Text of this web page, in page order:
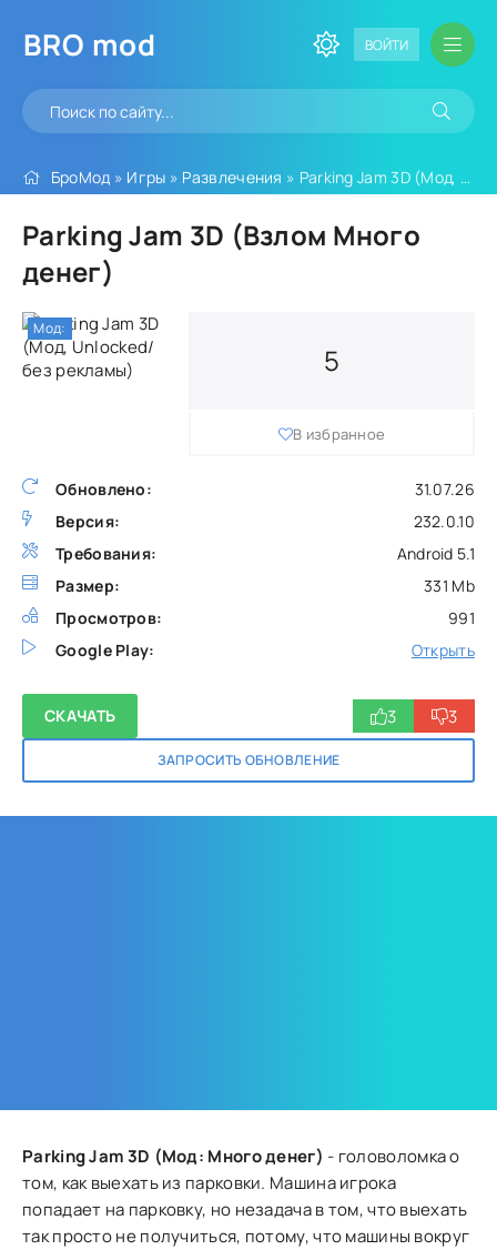
BRO mod ВОЙТИ
БроМод » Игры » Развлечения » Parking Jam 3D (Мод, Unlocked/без рекламы)
Parking Jam 3D (Взлом Много
денег)
Обновлено:
31.07.26
Версия:
232.0.10
Требования:
Android 5.1
Размер:
331 Mb
Просмотров:
991
Google Play:
Открыть
5
В избранное
СКАЧАТЬ
ЗАПРОСИТЬ ОБНОВЛЕНИЕ
3 3
Мод:
Parking Jam 3D (Мод: Много денег) - головоломка о
том, как выехать из парковки. Машина игрока
попадает на парковку, но незадача в том, что выехать
так просто не получиться, потому, что машины вокруг